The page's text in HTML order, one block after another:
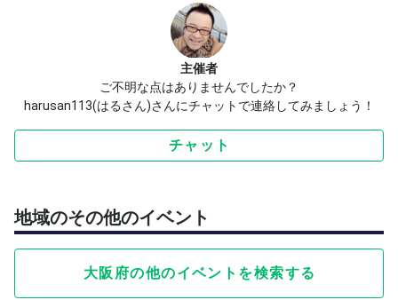
備運動をしっかり行い、無理のない範囲でプレーをお願い
皆様と一緒に、楽しく充実した1時間を過ごせることを楽
しみにしています！
ご質問などがありましたら、お気軽にチャット機能からメ
ッセージをください📩✨
ご応募お待ちしております！
主催者
ご不明な点はありませんでしたか？
harusan113(はるさん)さんにチャットで連絡してみましょう！
チャット
地域のその他のイベント
大阪府の他のイベントを検索する